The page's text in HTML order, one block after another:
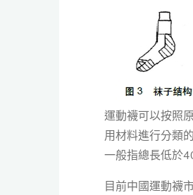
運動襪可以按照
用材料進行分類
一般指總長低於
目前中國運動襪